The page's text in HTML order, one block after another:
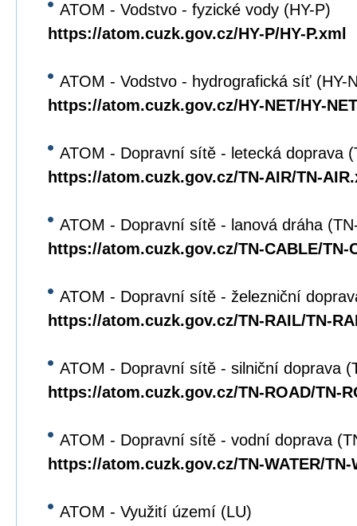
ATOM - Vodstvo - fyzické vody (HY-P)
https://atom.cuzk.gov.cz/HY-P/HY-P.xml
ATOM - Vodstvo - hydrografická síť (HY-
https://atom.cuzk.gov.cz/HY-NET/HY-
ATOM - Dopravní sítě - letecká doprava
https://atom.cuzk.gov.cz/TN-AIR/TN-
ATOM - Dopravní sítě - lanová dráha
https://atom.cuzk.gov.cz/TN-CABLE/TN-
ATOM - Dopravní sítě - železniční
https://atom.cuzk.gov.cz/TN-RAIL/TN-
ATOM - Dopravní sítě - silniční doprava
https://atom.cuzk.gov.cz/TN-ROAD/TN-
ATOM - Dopravní sítě - vodní doprava
https://atom.cuzk.gov.cz/TN-WATER/TN-
ATOM - Využití území (LU)